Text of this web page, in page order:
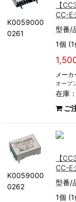
K0059000
0261
【
CC-E
型番/
1個
メー
オープ
在庫
ご
K0059000
0262
【
CC-E
型番/
1個